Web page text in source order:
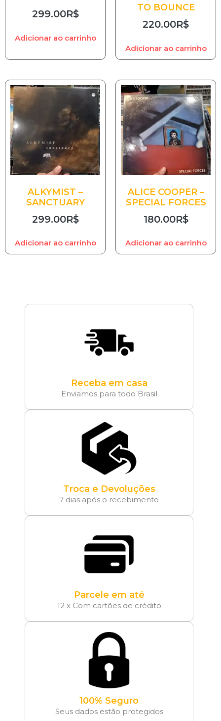
299.00R$
Adicionar ao carrinho
TO BOUNCE
220.00R$
Adicionar ao carrinho
ALKYMIST –
SANCTUARY
299.00R$
Adicionar ao carrinho
ALICE COOPER –
SPECIAL FORCES
180.00R$
Adicionar ao carrinho
Receba em casa
Enviamos para todo Brasil
Troca e Devoluções
7 dias após o recebimento
Parcele em até
12 x Com cartões de crédito
100% Seguro
Seus dados estão protegidos